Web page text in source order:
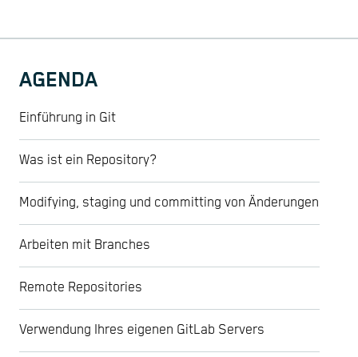
AGENDA
Einführung in Git
Was ist ein Repository?
Modifying, staging und committing von Änderungen
Arbeiten mit Branches
Remote Repositories
Verwendung Ihres eigenen GitLab Servers